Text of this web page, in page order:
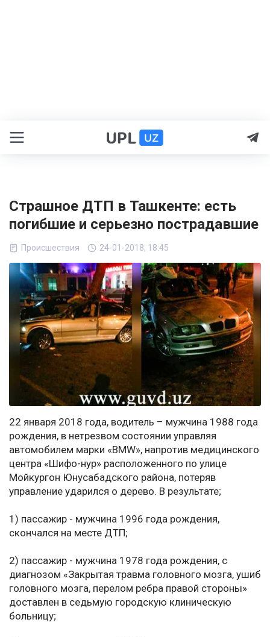
Страшное ДТП в Ташкенте: есть
погибшие и серьезно пострадавшие
Происшествия 24-01-2018, 18:45
22 января 2018 года, водитель – мужчина 1988 года
рождения, в нетрезвом состоянии управляя
автомобилем марки «BMW», напротив медицинского
центра «Шифо-нур» расположенного по улице
Мойкургон Юнусабадского района, потеряв
управление ударился о дерево. В результате;
1) пассажир - мужчина 1996 года рождения,
скончался на месте ДТП;
2) пассажир - мужчина 1978 года рождения, с
диагнозом «Закрытая травма головного мозга, ушиб
головного мозга, перелом ребра правой стороны»
доставлен в седьмую городскую клиническую
больницу;